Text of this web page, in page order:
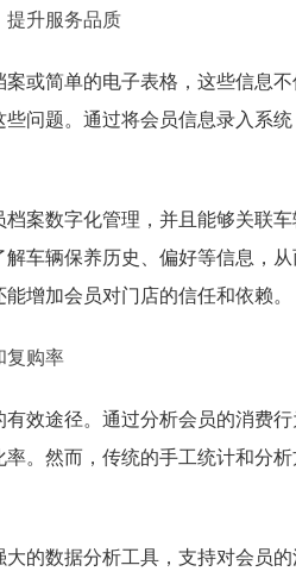
提升服务品质
或简单的电子表格，这些信息
问题。通过将会员信息录入系
案数字化管理，并且能够关联
车辆保养历史、偏好等信息，
增加会员对门店的信任和依赖。
复购率
效途径。通过分析会员的消费
。然而，传统的手工统计和分
的数据分析工具，支持对会员